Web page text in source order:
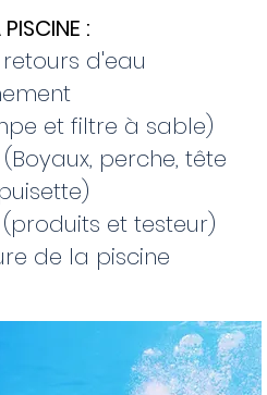
:
d'eau
et filtre à sable)
perche, tête
et testeur)
de la piscine